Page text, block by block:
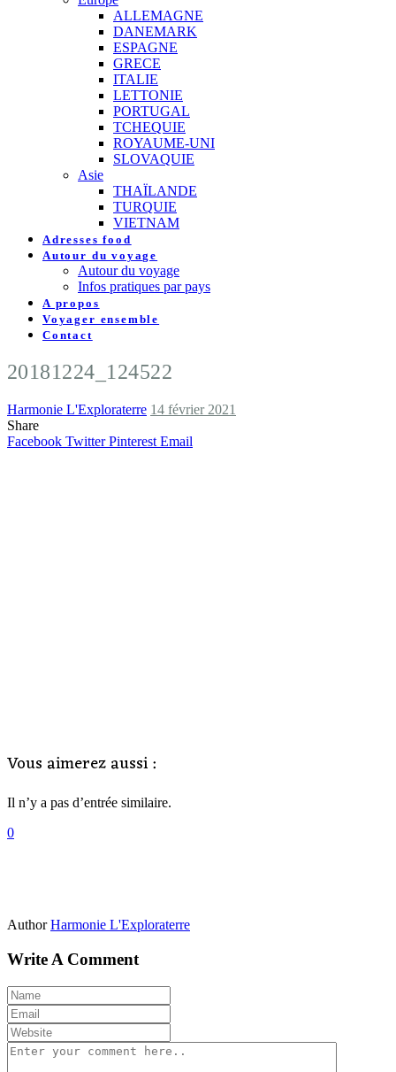
ALLEMAGNE
DANEMARK
ESPAGNE
GRECE
ITALIE
LETTONIE
PORTUGAL
TCHEQUIE
ROYAUME-UNI
SLOVAQUIE
Asie
THAÏLANDE
TURQUIE
VIETNAM
Adresses food
Autour du voyage
Autour du voyage
Infos pratiques par pays
A propos
Voyager ensemble
Contact
20181224_124522
Harmonie L'Exploraterre 14 février 2021
Share
Facebook Twitter Pinterest Email
Vous aimerez aussi :
Il n’y a pas d’entrée similaire.
0
Author Harmonie L'Exploraterre
Write A Comment